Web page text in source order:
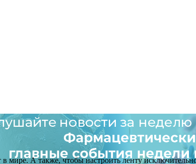
мире. А также, чтобы настроить ленту